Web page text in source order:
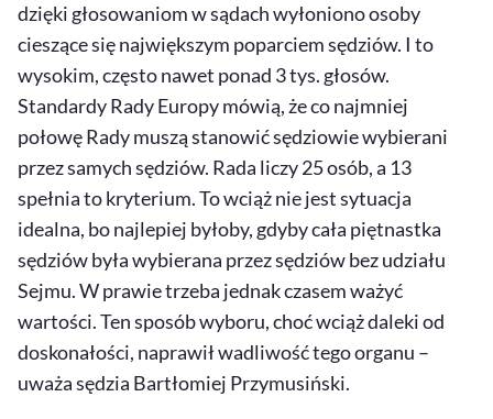
dzięki głosowaniom w sądach wyłoniono osoby
cieszące się największym poparciem sędziów. I to
wysokim, często nawet ponad 3 tys. głosów.
Standardy Rady Europy mówią, że co najmniej
połowę Rady muszą stanowić sędziowie wybierani
przez samych sędziów. Rada liczy 25 osób, a 13
spełnia to kryterium. To wciąż nie jest sytuacja
idealna, bo najlepiej byłoby, gdyby cała piętnastka
sędziów była wybierana przez sędziów bez udziału
Sejmu. W prawie trzeba jednak czasem ważyć
wartości. Ten sposób wyboru, choć wciąż daleki od
doskonałości, naprawił wadliwość tego organu –
uważa sędzia Bartłomiej Przymusiński.